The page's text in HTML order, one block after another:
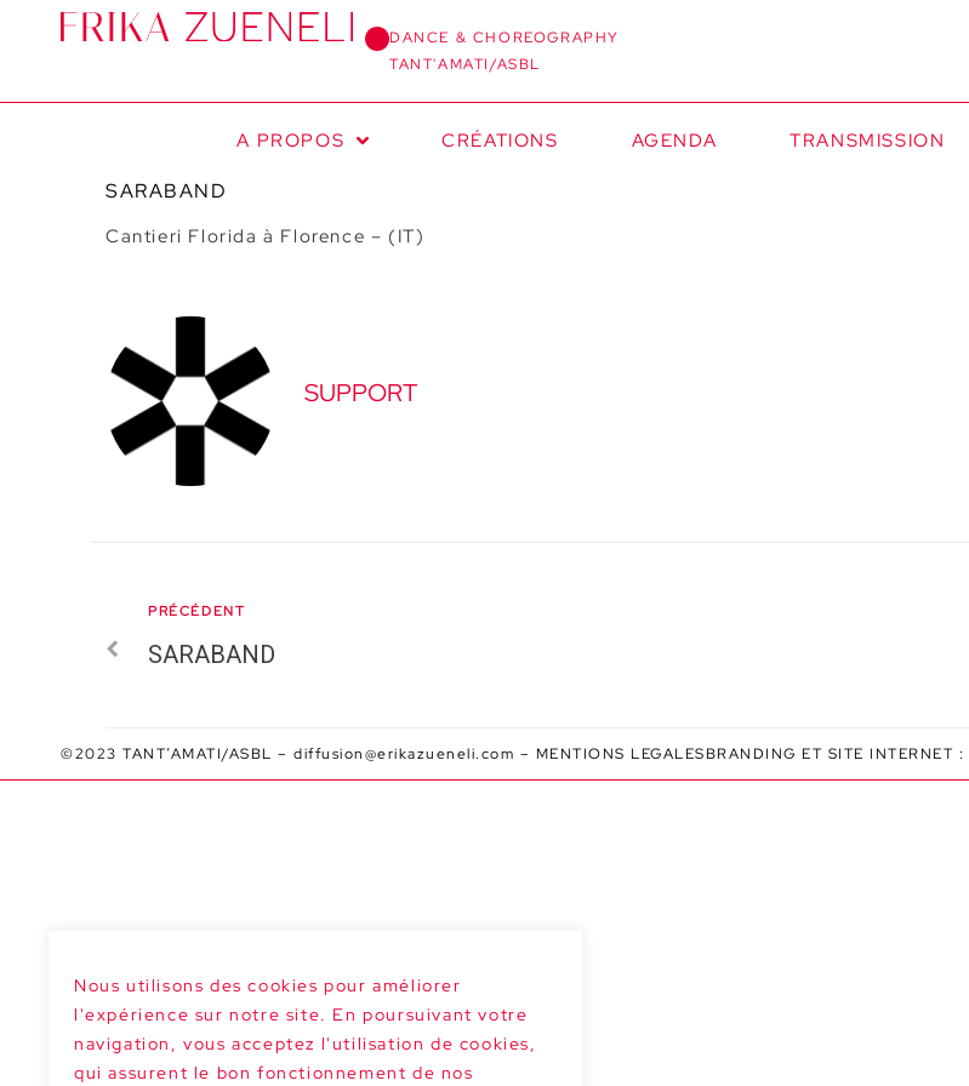
Nous utilisons des cookies pour améliorer
l'expérience sur notre site. En poursuivant votre
navigation, vous acceptez l'utilisation de cookies,
qui assurent le bon fonctionnement de nos
DANCE & CHOREOGRAPHY
TANT'AMATI/ASBL
A PROPOS CRÉATIONS AGENDA TRANSMISSION
SARABAND
Cantieri Florida à Florence – (IT)
SUPPORT
PRÉCÉDENT
SARABAND
©2023 TANT’AMATI/ASBL – diffusion@erikazueneli.com – MENTIONS LEGALESBRANDING ET SITE INTERNET :